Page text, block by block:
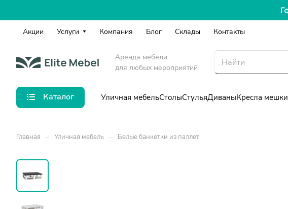
Акции Услуги Компания Блог Склады Контакты
Аренда мебели
для любых мероприятий
Каталог Уличная мебельСтолыСтульяДиваныКресла мешки
Главная – Уличная мебель – Белые банкетки из паллет